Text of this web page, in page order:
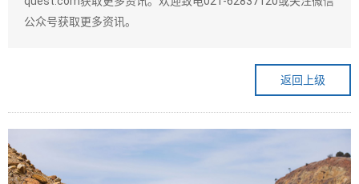
公众号获取更多资讯。
返回上级